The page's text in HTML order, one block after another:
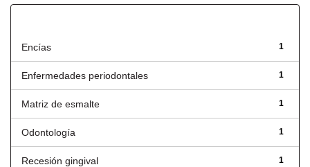
1
Encías
1
Enfermedades periodontales
1
Matriz de esmalte
1
Odontología
1
Recesión gingival